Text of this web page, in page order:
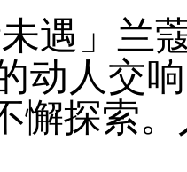
未遇」
动人交
懈探索